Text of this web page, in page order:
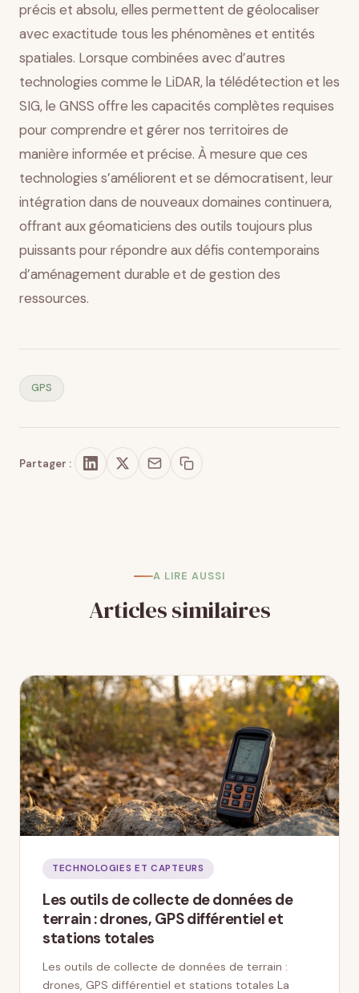
précis et absolu, elles permettent de géolocaliser
avec exactitude tous les phénomènes et entités
spatiales. Lorsque combinées avec d’autres
technologies comme le LiDAR, la télédétection et les
SIG, le GNSS offre les capacités complètes requises
pour comprendre et gérer nos territoires de
manière informée et précise. À mesure que ces
technologies s’améliorent et se démocratisent, leur
intégration dans de nouveaux domaines continuera,
offrant aux géomaticiens des outils toujours plus
puissants pour répondre aux défis contemporains
d’aménagement durable et de gestion des
ressources.
GPS
Partager :
A LIRE AUSSI
Articles similaires
TECHNOLOGIES ET CAPTEURS
Les outils de collecte de données de
terrain : drones, GPS différentiel et
stations totales
Les outils de collecte de données de terrain :
drones, GPS différentiel et stations totales La